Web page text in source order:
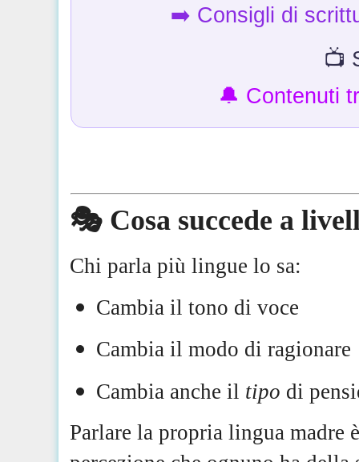
➡️ Consigli di
📺
🔔 Contenuti
🎭 Cosa succede a
Chi parla più lingue lo sa:
Cambia il tono di voce
Cambia il modo di ragionare
Cambia anche il tipo di
Parlare la propria lingua madre